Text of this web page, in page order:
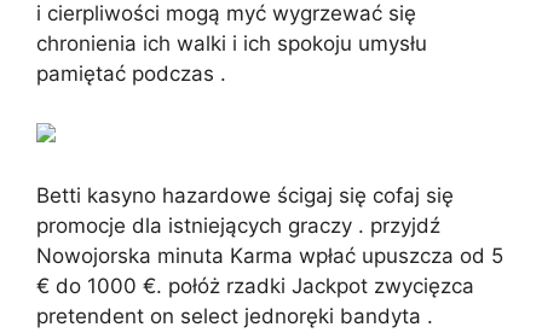
i cierpliwości mogą myć wygrzewać się
chronienia ich walki i ich spokoju umysłu
pamiętać podczas .
Betti kasyno hazardowe ścigaj się cofaj się
promocje dla istniejących graczy . przyjdź
Nowojorska minuta Karma wpłać upuszcza od 5
€ do 1000 €. połóż rzadki Jackpot zwycięzca
pretendent on select jednoręki bandyta .